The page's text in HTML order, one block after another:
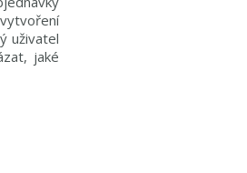
uživatel
jaké